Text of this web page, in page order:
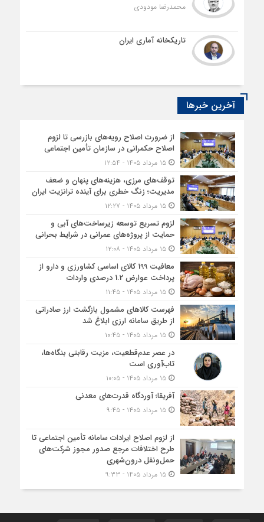
محمدرضا مودودی
تاریکخانه آماری ایران
آخرین خبرها
از ضرورت اصلاح رویه‌های بازرسی تا لزوم
اصلاح حکمرانی در سازمان تأمین اجتماعی
۱۵ مرداد ۱۴۰۵ - ۱۲:۵۴
توقف‌های مرزی، هزینه‌های پنهان و ضعف
مدیریت؛ زنگ خطری برای آینده ترانزیت ایران
۱۵ مرداد ۱۴۰۵ - ۱۲:۲۷
لزوم تسریع توسعه زیرساخت‌های آبی و
حمایت از پروژه‌های عمرانی در شرایط بحرانی
۱۵ مرداد ۱۴۰۵ - ۱۲:۰۸
معافیت 199 کالای اساسی کشاورزی و دارو از
پرداخت عوارض 1.2 درصدی واردات
۱۵ مرداد ۱۴۰۵ - ۱۱:۴۵
فهرست کالاهای مشمول بازگشت ارز صادراتی
از طریق سامانه ارزی ابلاغ شد
۱۵ مرداد ۱۴۰۵ - ۱۰:۴۵
در عصر عدم‌قطعیت، مزیت رقابتی بنگاه‌ها،
تاب‌آوری است
۱۵ مرداد ۱۴۰۵ - ۱۰:۰۵
آفریقا؛ آوردگاه قدرت‌های معدنی
۱۵ مرداد ۱۴۰۵ - ۹:۴۵
از لزوم اصلاح ایرادات سامانه تأمین اجتماعی تا
طرح اختلافات مرجع صدور مجوز شرکت‌های
حمل‌ونقل درون‌شهری
۱۵ مرداد ۱۴۰۵ - ۹:۳۳